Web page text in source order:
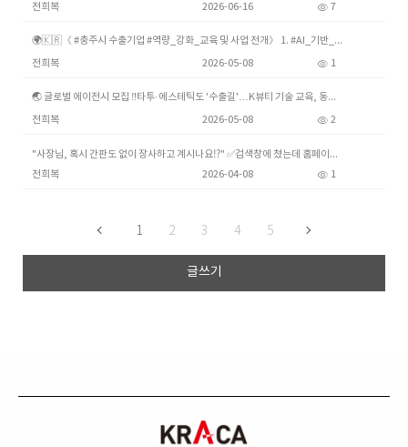
전희복
7
2026-06-16
🌍🇰🇷《️ #충주시 수출기업 #역량_강화_교육 및 사업 전개》 1. #AI_기반_실시간_동시통역_서비스 "SCON CHAT"(스콘챗) (💙 실시간 동시 통역 서비스 를 #충청
전희복
1
2026-05-08
🌏 글로벌 에이전시 모집 ‼️타투·에스테틱도 '수출길'…K뷰티 기술 교육, 동남아 확산 'K-뷰티'의 세계화를 위한 산업계의 노력이 이어지고 있다. 중국 일본 동남아 베트남 필리
전희복
2
2026-05-08
"사장님, 혹시 간판도 없이 장사하고 계시나요⁉️" ✅️검색창에 쳤는데 홈페이지 하나 안 나온다⁉️ ✅️인터넷에서 검색 안 된다면 구멍가게⁉️ 온라인 시대에 홈페이지는 사
전희복
1
2026-04-08
1 2 3 4 5
글쓰기